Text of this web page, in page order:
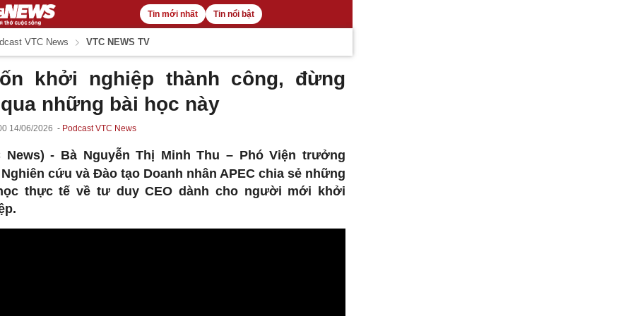
Tin mới nhất Tin nổi bật
VTC News VTC NEWS TV
khởi nghiệp thành công, đừng
những bài học này
14/06/2026 Podcast VTC News
News) - Bà Nguyễn Thị Minh Thu – Phó Viện trưởng
cứu và Đào tạo Doanh nhân APEC chia sẻ những
thực tế về tư duy CEO dành cho người mới khởi